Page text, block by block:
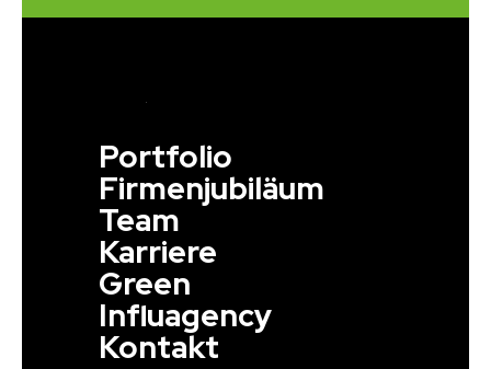
Portfolio
Firmenjubiläum
Team
Karriere
Green
Influagency
Kontakt